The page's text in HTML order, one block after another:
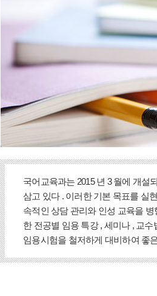
국어교육과는 2015 년 3 월에 개설
삼고 있다 . 이러한 기본 목표를 실
속적인 상담 관리와 인성 교육을
한 전공별 임용 특강 , 세미나 , 교
임용시험을 철저하게 대비하여 좋